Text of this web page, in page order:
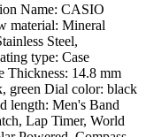
Name: CASIO
material: Mineral
Steel,
type: Case
Thickness: 14.8 mm
green Dial color: black
length: Men's Band
Lap Timer, World